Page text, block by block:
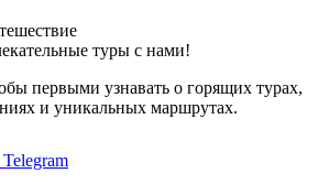
туры с нами!
первыми узнавать о горящих турах,
и уникальных маршрутах.